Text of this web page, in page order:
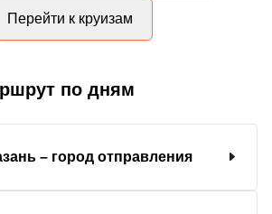
Перейти к круизам
по дням
– город отправления